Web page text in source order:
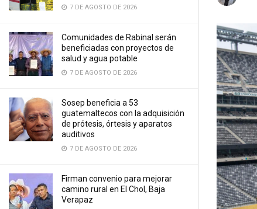
7 DE AGOSTO DE 2026
Comunidades de Rabinal serán
beneficiadas con proyectos de
salud y agua potable
7 DE AGOSTO DE 2026
Sosep beneficia a 53
guatemaltecos con la adquisición
de prótesis, órtesis y aparatos
auditivos
7 DE AGOSTO DE 2026
Firman convenio para mejorar
camino rural en El Chol, Baja
Verapaz